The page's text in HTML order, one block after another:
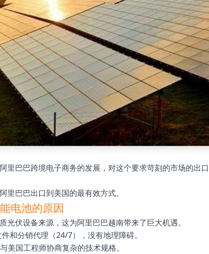
巴巴跨境电子商务的发展，对这个要求苛刻的市场的出
巴巴出口到美国的最有效方式。
电池的原因
伏设备来源，这为阿里巴巴越南带来了巨大机遇。
和分销代理（24/7），没有地理障碍。
美国工程师协商复杂的技术规格。